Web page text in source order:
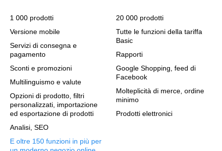
1 000 prodotti
Versione mobile
Servizi di consegna e
pagamento
Sconti e promozioni
Multilinguismo e valute
Opzioni di prodotto, filtri
personalizzati, importazione
ed esportazione di prodotti
Analisi, SEO
E oltre 150 funzioni in più per
20 000 prodotti
Tutte le funzioni della tariffa
Basic
Rapporti
Google Shopping, feed di
Facebook
Molteplicità di merce, ordine
minimo
Prodotti elettronici